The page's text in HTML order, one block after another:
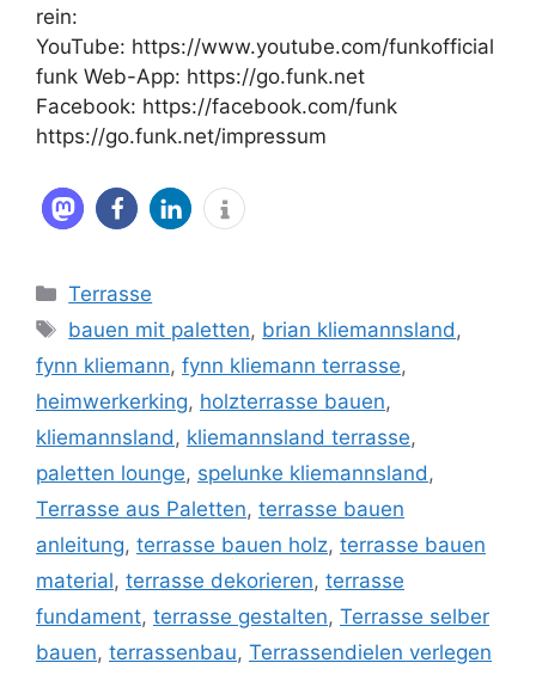
rein:
YouTube: https://www.youtube.com/funkofficial
funk Web-App: https://go.funk.net
Facebook: https://facebook.com/funk
https://go.funk.net/impressum
Kategorien
Terrasse
Schlagwörter
bauen mit paletten, brian kliemannsland,
fynn kliemann, fynn kliemann terrasse,
heimwerkerking, holzterrasse bauen,
kliemannsland, kliemannsland terrasse,
paletten lounge, spelunke kliemannsland,
Terrasse aus Paletten, terrasse bauen
anleitung, terrasse bauen holz, terrasse bauen
material, terrasse dekorieren, terrasse
fundament, terrasse gestalten, Terrasse selber
bauen, terrassenbau, Terrassendielen verlegen